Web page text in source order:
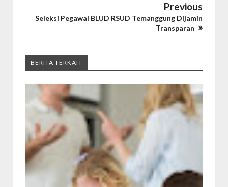
Previous
Seleksi Pegawai BLUD RSUD Temanggung Dijamin
Transparan
BERITA TERKAIT